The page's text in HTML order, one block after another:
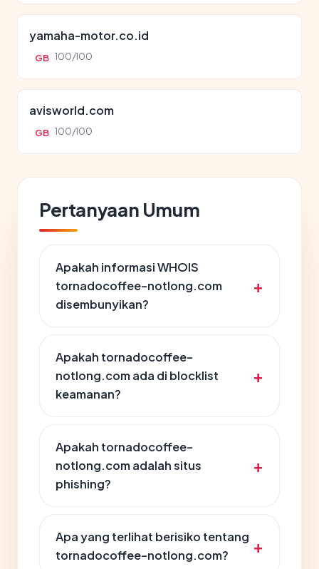
yamaha-motor.co.id
GB 100/100
avisworld.com
GB 100/100
Pertanyaan Umum
Apakah informasi WHOIS
tornadocoffee-notlong.com
disembunyikan?
Apakah tornadocoffee-
notlong.com ada di blocklist
keamanan?
Apakah tornadocoffee-
notlong.com adalah situs
phishing?
Apa yang terlihat berisiko tentang
tornadocoffee-notlong.com?